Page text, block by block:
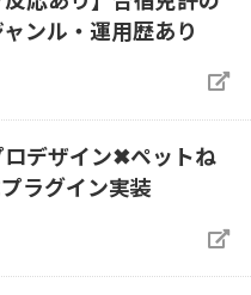
ンル・運用歴あり
ロデザイン✖ペットね
ラグイン実装